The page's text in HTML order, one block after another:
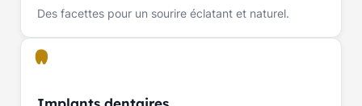
Des facettes pour un sourire éclatant et naturel.